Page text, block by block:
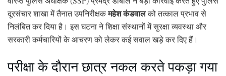
दूरसंचार शाखा में तैनात उपनिरीक्षकमहेश कंडवालको तत्काल प्रभाव से
निलंबित कर दिया है। इस घटना ने शिक्षा संस्थानों में सुरक्षा व्यवस्था और
सरकारी कर्मचारियों के आचरण को लेकर कई सवाल खड़े कर दिए हैं।
परीक्षा के दौरान छात्र नकल करते पकड़ा गया